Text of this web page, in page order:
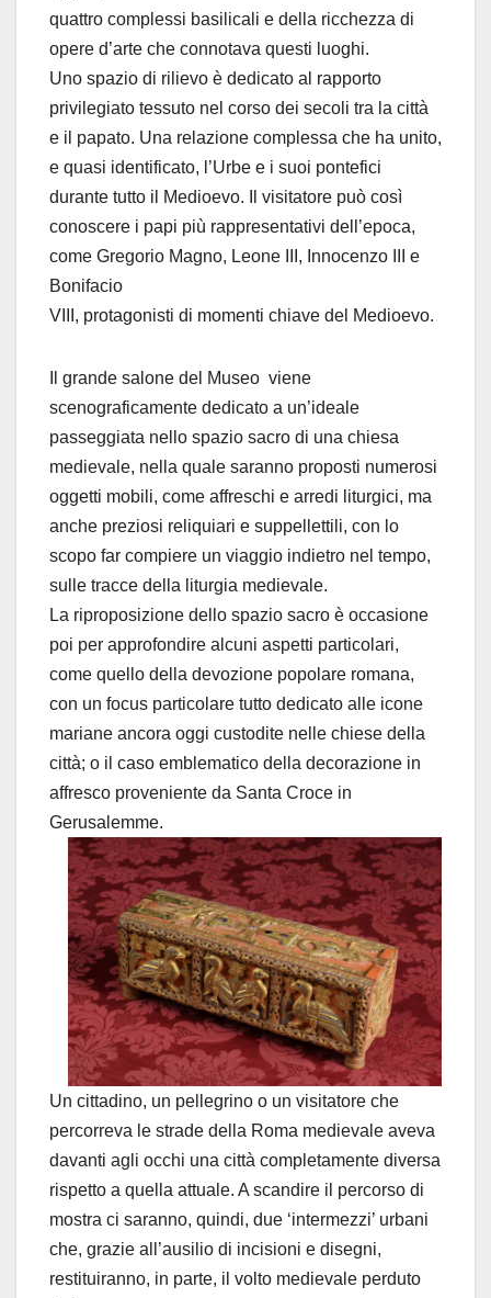
quattro complessi basilicali e della ricchezza di
opere d’arte che connotava questi luoghi.
Uno spazio di rilievo è dedicato al rapporto
privilegiato tessuto nel corso dei secoli tra la città
e il papato. Una relazione complessa che ha unito,
e quasi identificato, l’Urbe e i suoi pontefici
durante tutto il Medioevo. Il visitatore può così
conoscere i papi più rappresentativi dell’epoca,
come Gregorio Magno, Leone III, Innocenzo III e
Bonifacio
VIII, protagonisti di momenti chiave del Medioevo.
Il grande salone del Museo viene
scenograficamente dedicato a un’ideale
passeggiata nello spazio sacro di una chiesa
medievale, nella quale saranno proposti numerosi
oggetti mobili, come affreschi e arredi liturgici, ma
anche preziosi reliquiari e suppellettili, con lo
scopo far compiere un viaggio indietro nel tempo,
sulle tracce della liturgia medievale.
La riproposizione dello spazio sacro è occasione
poi per approfondire alcuni aspetti particolari,
come quello della devozione popolare romana,
con un focus particolare tutto dedicato alle icone
mariane ancora oggi custodite nelle chiese della
città; o il caso emblematico della decorazione in
affresco proveniente da Santa Croce in
Gerusalemme.
Un cittadino, un pellegrino o un visitatore che
percorreva le strade della Roma medievale aveva
davanti agli occhi una città completamente diversa
rispetto a quella attuale. A scandire il percorso di
mostra ci saranno, quindi, due ‘intermezzi’ urbani
che, grazie all’ausilio di incisioni e disegni,
restituiranno, in parte, il volto medievale perduto